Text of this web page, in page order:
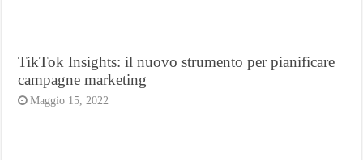
TikTok Insights: il nuovo strumento per pianificare
campagne marketing
Maggio 15, 2022